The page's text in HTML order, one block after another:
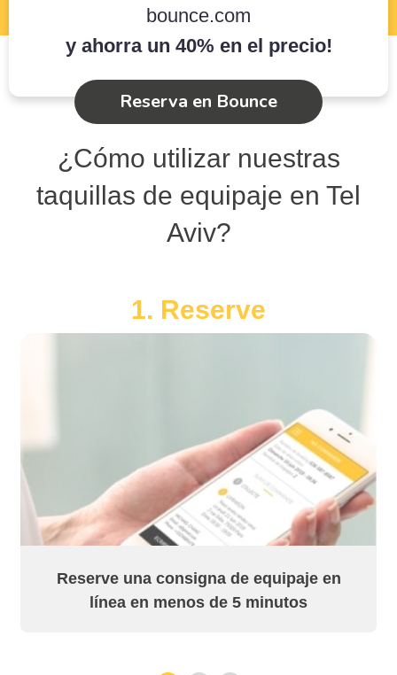
bounce.com
y ahorra un 40% en el precio!
Reserva en Bounce
¿Cómo utilizar nuestras
taquillas de equipaje en Tel
Aviv?
1. Reserve
Reserve una consigna de equipaje en
línea en menos de 5 minutos